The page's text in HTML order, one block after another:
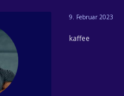
9. Februar 2023
kaffee